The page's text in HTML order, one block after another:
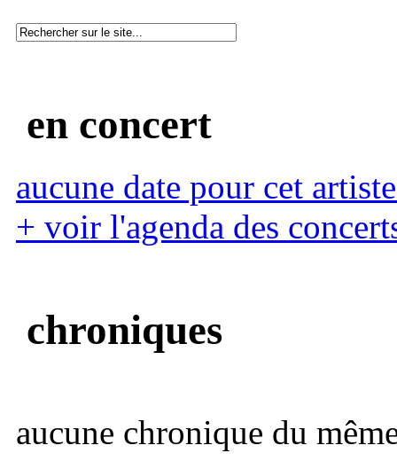
en concert
aucune date pour cet
+ voir l'agenda des
chroniques
aucune chronique du